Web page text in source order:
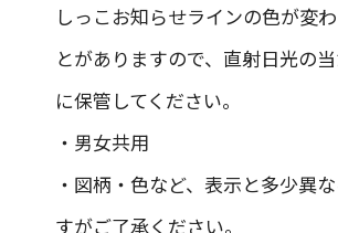
しっこお知らせラインの色が変
とがありますので、直射日光の
に保管してください。
・男女共用
・図柄・色など、表示と多少異
すがご了承ください。